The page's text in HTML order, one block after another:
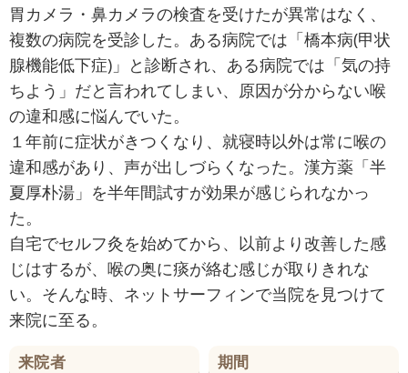
胃カメラ・鼻カメラの検査を受けたが異常はなく、
複数の病院を受診した。ある病院では「橋本病(甲状
腺機能低下症)」と診断され、ある病院では「気の持
ちよう」だと言われてしまい、原因が分からない喉
の違和感に悩んでいた。
１年前に症状がきつくなり、就寝時以外は常に喉の
違和感があり、声が出しづらくなった。漢方薬「半
夏厚朴湯」を半年間試すが効果が感じられなかっ
た。
自宅でセルフ灸を始めてから、以前より改善した感
じはするが、喉の奥に痰が絡む感じが取りきれな
い。そんな時、ネットサーフィンで当院を見つけて
来院に至る。
来院者 期間